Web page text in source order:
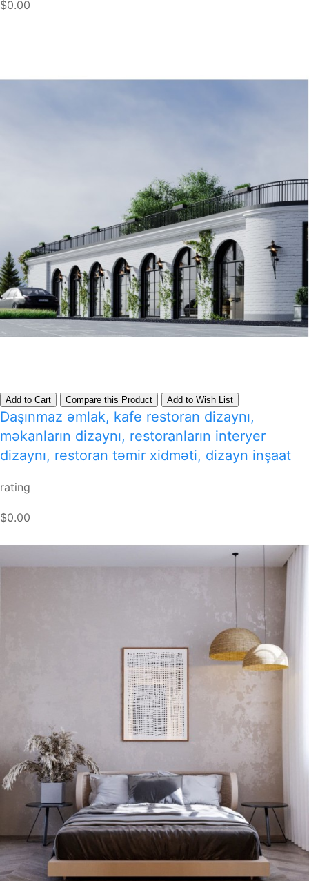
$0.00
Add to Cart Compare this Product Add to Wish List
Daşınmaz əmlak, kafe restoran dizaynı,
məkanların dizaynı, restoranların interyer
dizaynı, restoran təmir xidməti, dizayn inşaat
rating
$0.00